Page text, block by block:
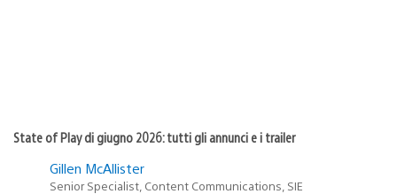
State of Play di giugno 2026: tutti gli annunci e i trailer
Gillen McAllister
Senior Specialist, Content Communications, SIE